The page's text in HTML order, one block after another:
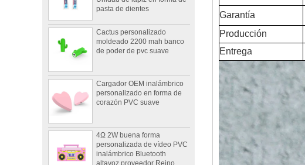
Cactus personalizado
moldeado 2200 mah banco
de poder de pvc suave
personalizado en forma de
corazón PVC suave
personalizada de vídeo PVC
inalámbrico Bluetooth
altavoz proveedor Reino
Unido
Garantía
Producción
Entrega